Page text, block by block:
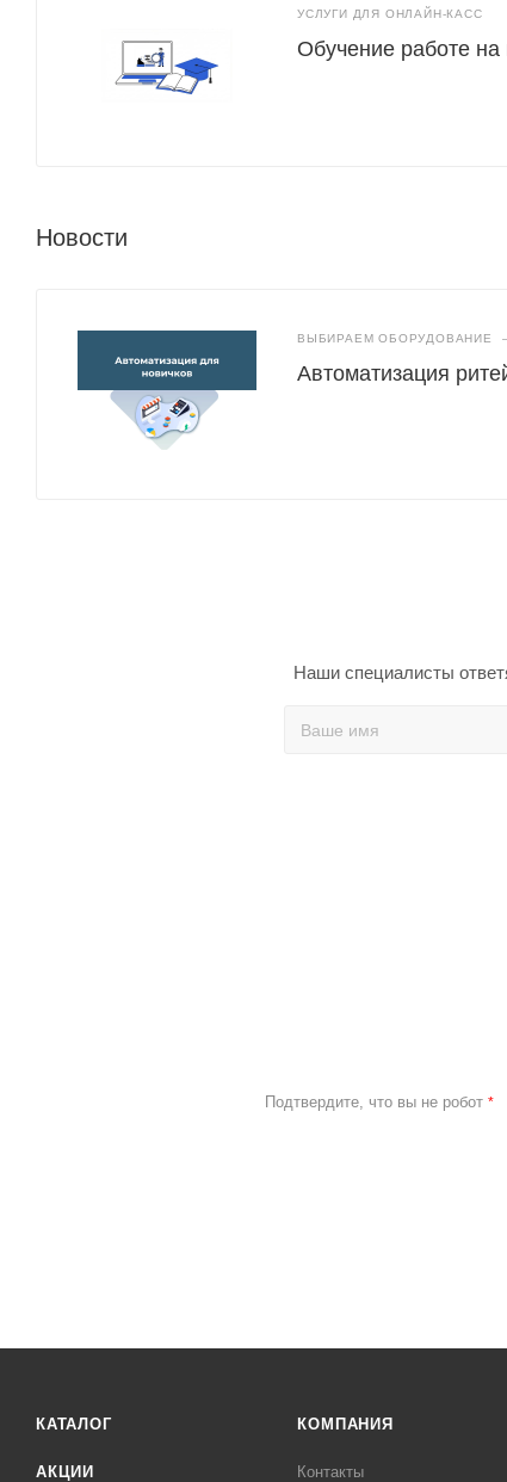
УСЛУГИ ДЛЯ ОНЛАЙН-КАСС
Обучение работе на
Новости
ВЫБИРАЕМ ОБОРУДОВАНИЕ
Автоматизация
Наши специалисты
Подтвердите, что вы не робот *
КАТАЛОГ
АКЦИИ
КОМПАНИЯ
Контакты